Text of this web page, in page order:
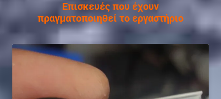
Επισκευές που έχουν
πραγματοποιηθεί το εργαστήριο